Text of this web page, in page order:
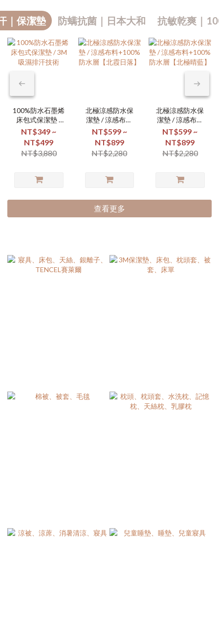
｜保潔墊 防螨抗菌｜日本大和 抗敏乾爽｜
100%防水石墨烯
床包式保潔墊 /
3M吸濕排汗技術
NT$349 ~
NT$499
NT$3,880
北極涼感防水保
潔墊 / 涼感布料
+100%防水層
【北霞日落】
NT$599 ~
NT$899
NT$2,280
北極涼感防水保
潔墊 / 涼感布料
+100%防水層
【北極晴藍】
NT$599 ~
NT$899
NT$2,280
查看更多